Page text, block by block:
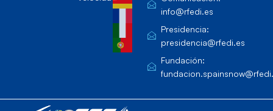
info@rfedi.es
Presidencia:
presidencia@rfedi.es
Fundación: